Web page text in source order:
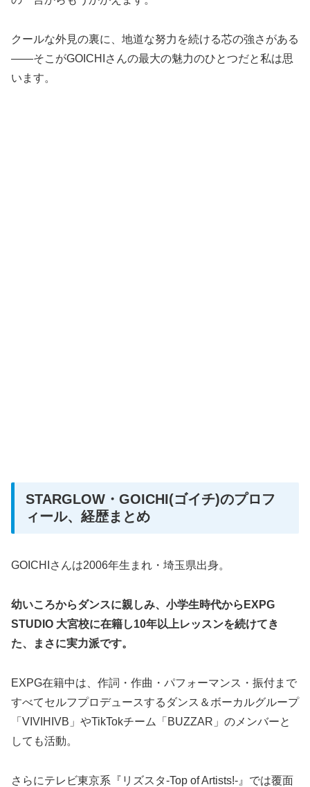
クールな外見の裏に、地道な努力を続ける芯の強さがある
――そこがGOICHIさんの最大の魅力のひとつだと私は思
います。
STARGLOW・GOICHI(ゴイチ)のプロフ
ィール、経歴まとめ
GOICHIさんは2006年生まれ・埼玉県出身。
幼いころからダンスに親しみ、小学生時代からEXPG
STUDIO 大宮校に在籍し10年以上レッスンを続けてき
た、まさに実力派です。
EXPG在籍中は、作詞・作曲・パフォーマンス・振付まで
すべてセルフプロデュースするダンス＆ボーカルグループ
「VIVIHIVB」やTikTokチーム「BUZZAR」のメンバーと
しても活動。
さらにテレビ東京系『リズスタ-Top of Artists!-』では覆面